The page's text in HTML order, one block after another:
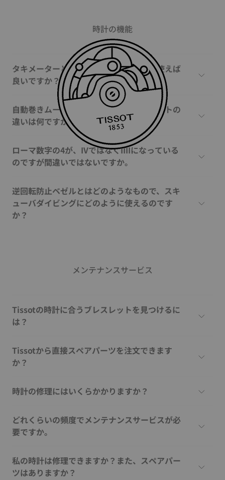
時計の機能
タキメーターとは何ですか、どのように使えば
良いですか？
自動巻きムーブメントと手巻きムーブメントの
違いは何ですか？
ローマ数字の4が、IVではなくIIIIになっている
のですが間違いではないですか。
逆回転防止ベゼルとはどのようなもので、スキ
ューバダイビングにどのように使えるのです
か？
メンテナンスサービス
Tissotの時計に合うブレスレットを見つけるに
は？
Tissotから直接スペアパーツを注文できます
か？
時計の修理にはいくらかかりますか？
どれくらいの頻度でメンテナンスサービスが必
要ですか。
私の時計は修理できますか？また、スペアパー
ツはありますか？